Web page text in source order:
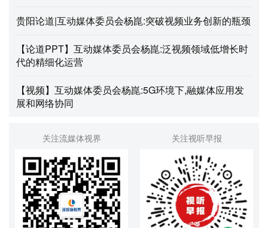
贵阳论道|互动媒体委员会杨崑:突破视频业务创新的瓶颈
【论道PPT】互动媒体委员会杨崑:泛视频领域低增长时
代的精细化运营
【视频】互动媒体委员会杨崑:5G环境下,融媒体应用发
展和网络协同
关注流媒体视界 关注视听早报